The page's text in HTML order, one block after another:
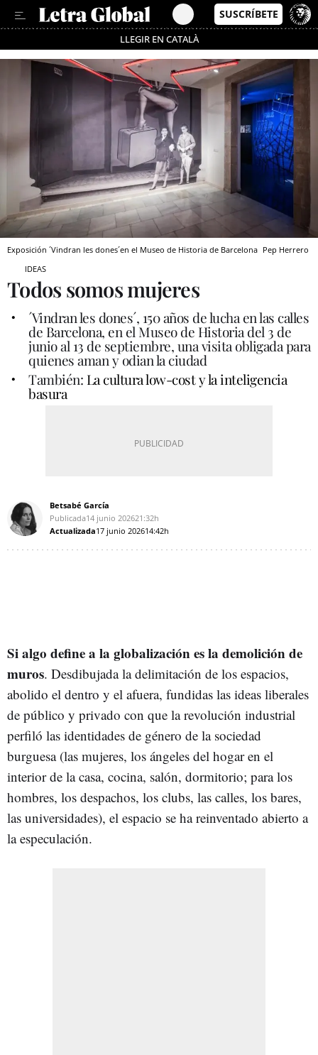
LLEGIR EN CATALÀ
Pásate al MODO AHORRO
Exposición ´Vindran les dones´en el Museo de Historia de Barcelona Pep Herrero
IDEAS
Todos somos mujeres
´Vindran les dones´, 150 años de lucha en las calles
de Barcelona, en el Museo de Historia del 3 de
junio al 13 de septiembre, una visita obligada para
quienes aman y odian la ciudad
También: La cultura low-cost y la inteligencia
basura
Betsabé García
Publicada14 junio 202621:32h
Actualizada17 junio 202614:42h
Si algo define a la globalización es la demolición de
muros. Desdibujada la delimitación de los espacios,
abolido el dentro y el afuera, fundidas las ideas liberales
de público y privado con que la revolución industrial
perfiló las identidades de género de la sociedad
burguesa (las mujeres, los ángeles del hogar en el
interior de la casa, cocina, salón, dormitorio; para los
hombres, los despachos, los clubs, las calles, los bares,
las universidades), el espacio se ha reinventado abierto a
la especulación.